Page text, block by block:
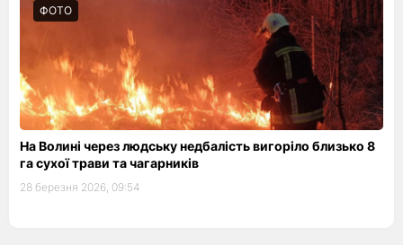
ФОТО
На Волині через людську недбалість вигоріло близько 8
га сухої трави та чагарників
28 березня 2026, 09:54